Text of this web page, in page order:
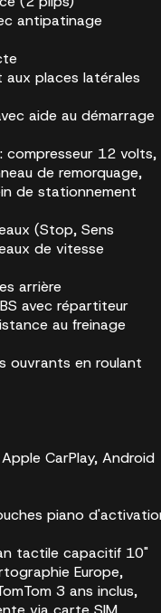
antipatinage
aux places latérales
aide au démarrage
compresseur 12 volts,
de remorquage,
de stationnement
(Stop, Sens
de vitesse
arrière
avec répartiteur
au freinage
ouvrants en roulant
CarPlay, Android
piano
tactile capacitif 10"
Europe,
3 ans inclus,